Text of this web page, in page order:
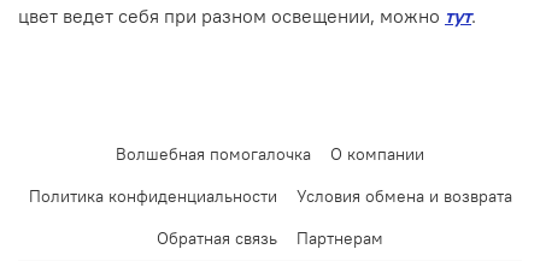
цвет ведет себя при разном освещении, можно тут.
Волшебная помогалочка
О компании
Политика конфиденциальности
Условия обмена и возврата
Обратная связь
Партнерам